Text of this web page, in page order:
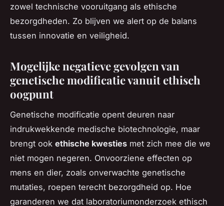
zowel technische vooruitgang als ethische
bezorgdheden. Zo blijven we alert op de balans
tussen innovatie en veiligheid.
Mogelijke negatieve gevolgen van
genetische modificatie vanuit ethisch
oogpunt
Genetische modificatie opent deuren naar
indrukwekkende medische biotechnologie, maar
brengt ook ethische kwesties met zich mee die we
niet mogen negeren. Onvoorziene effecten op
mens en dier, zoals onverwachte genetische
mutaties, roepen terecht bezorgdheid op. Hoe
garanderen we dat laboratoriumonderzoek ethisch